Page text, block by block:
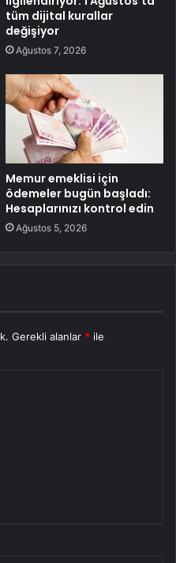
tüm dijital kurallar
değişiyor
Ağustos 7, 2026
Memur emeklisi için
ödemeler bugün başladı:
Hesaplarınızı kontrol edin
Ağustos 5, 2026
Gerekli alanlar * ile